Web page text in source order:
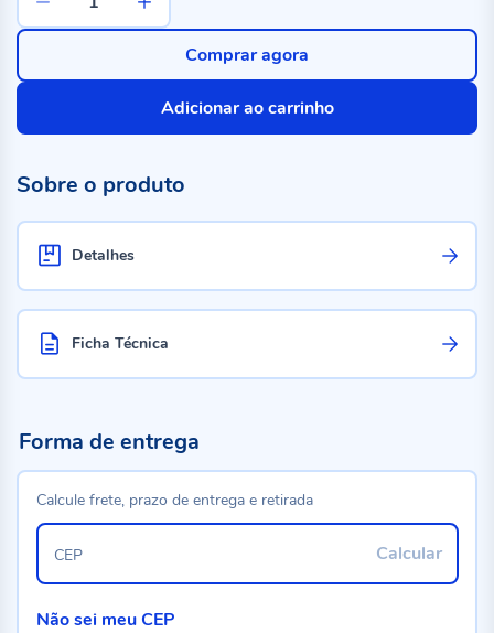
Adicionar ao carrinho
Comprar agora
Sobre o produto
Detalhes
Ficha Técnica
Forma de entrega
Calcule frete, prazo de entrega e retirada
Calcular
CEP
Não sei meu CEP